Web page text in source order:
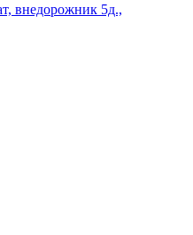
внедорожник 5д.,